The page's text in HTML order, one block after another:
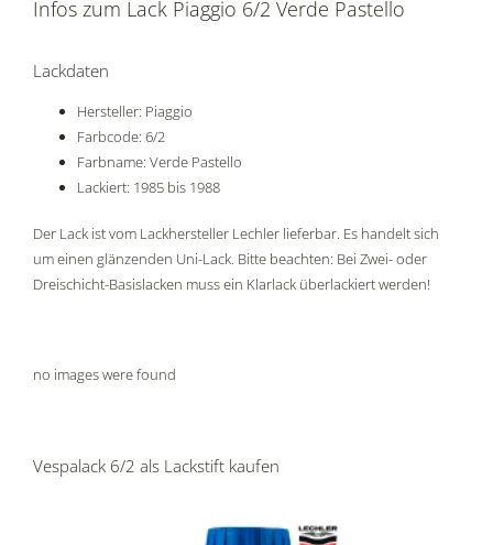
Infos zum Lack Piaggio 6/2 Verde Pastello
Lackdaten
Hersteller: Piaggio
Farbcode: 6/2
Farbname: Verde Pastello
Lackiert: 1985 bis 1988
Der Lack ist vom Lackhersteller Lechler lieferbar. Es handelt sich
um einen glänzenden Uni-Lack. Bitte beachten: Bei Zwei- oder
Dreischicht-Basislacken muss ein Klarlack überlackiert werden!
no images were found
Vespalack 6/2 als Lackstift kaufen